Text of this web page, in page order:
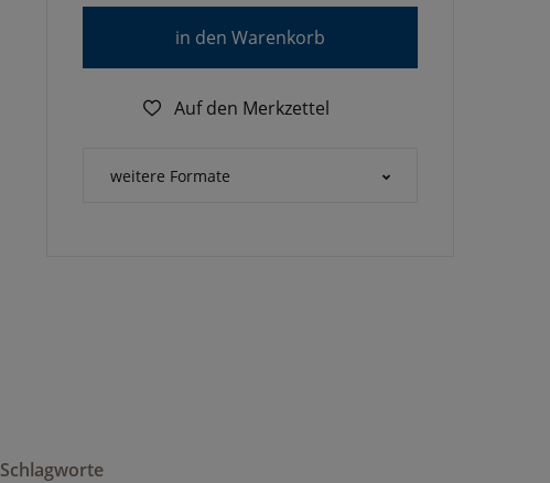
in den Warenkorb
Auf den Merkzettel
weitere Formate
Schlagworte